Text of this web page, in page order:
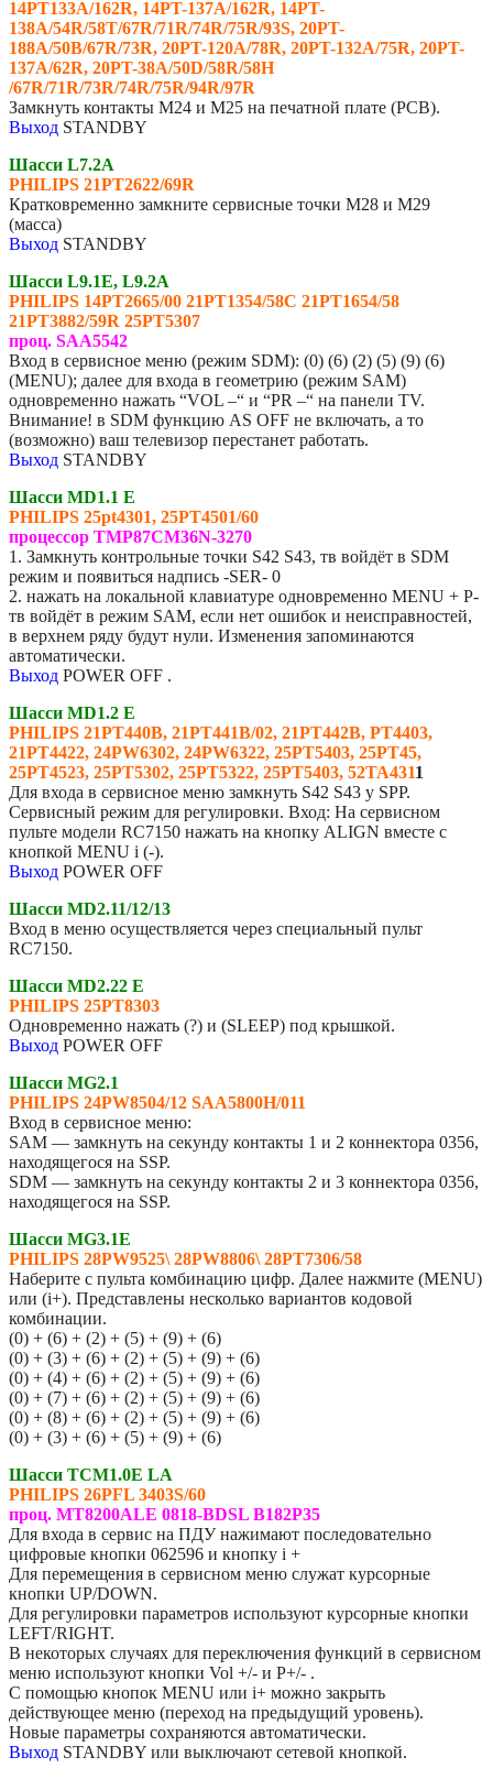
14PT133A/162R, 14PT-137A/162R, 14PT-
138A/54R/58T/67R/71R/74R/75R/93S, 20PT-
188A/50B/67R/73R, 20PT-120A/78R, 20PT-132A/75R, 20PT-
137A/62R, 20PT-38A/50D/58R/58H
/67R/71R/73R/74R/75R/94R/97R
Замкнуть контакты M24 и M25 на печатной плате (PCB).
Выход STANDBY
Шасси L7.2A
PHILIPS 21PT2622/69R
Кратковременно замкните сервисные точки M28 и M29
(масса)
Выход STANDBY
Шасси L9.1Е, L9.2A
PHILIPS 14РТ2665/00 21PT1354/58C 21PT1654/58
21PT3882/59R 25PT5307
проц. SAA5542
Вход в сервисное меню (режим SDM): (0) (6) (2) (5) (9) (6)
(MENU); далее для входа в геометрию (режим SAM)
одновременно нажать “VOL –“ и “PR –“ на панели TV.
Внимание! в SDM функцию AS OFF не включать, а то
(возможно) ваш телевизор перестанет работать.
Выход STANDBY
Шасси MD1.1 E
PHILIPS 25pt4301, 25PT4501/60
процессор TMP87CM36N-3270
1. Замкнуть контрольные точки S42 S43, тв войдёт в SDM
режим и появиться надпись -SER- 0
2. нажать на локальной клавиатуре одновременно MENU + P-
тв войдёт в режим SAM, если нет ошибок и неисправностей,
в верхнем ряду будут нули. Изменения запоминаются
автоматически.
Выход POWER OFF .
Шасси MD1.2 E
PHILIPS 21PT440B, 21PT441B/02, 21PT442B, PT4403,
21PT4422, 24PW6302, 24PW6322, 25PT5403, 25PT45,
25PT4523, 25PT5302, 25PT5322, 25PT5403, 52TA4311
Для входа в сервисное меню замкнуть S42 S43 у SPP.
Сервисный режим для регулировки. Вход: На сервисном
пульте модели RC7150 нажать на кнопку ALIGN вместе с
кнопкой MENU i (-).
Выход POWER OFF
Шасси MD2.11/12/13
Вход в меню осуществляется через специальный пульт
RC7150.
Шасси MD2.22 E
PHILIPS 25PT8303
Одновременно нажать (?) и (SLEEP) под крышкой.
Выход POWER OFF
Шасси MG2.1
PHILIPS 24PW8504/12 SAA5800H/011
Вход в сервисное меню:
SAM — замкнуть на секунду контакты 1 и 2 коннектора 0356,
находящегося на SSP.
SDM — замкнуть на секунду контакты 2 и 3 коннектора 0356,
находящегося на SSP.
Шасси MG3.1E
PHILIPS 28PW9525\ 28PW8806\ 28PT7306/58
Наберите с пульта комбинацию цифр. Далее нажмите (MENU)
или (i+). Представлены несколько вариантов кодовой
комбинации.
(0) + (6) + (2) + (5) + (9) + (6)
(0) + (3) + (6) + (2) + (5) + (9) + (6)
(0) + (4) + (6) + (2) + (5) + (9) + (6)
(0) + (7) + (6) + (2) + (5) + (9) + (6)
(0) + (8) + (6) + (2) + (5) + (9) + (6)
(0) + (3) + (6) + (5) + (9) + (6)
Шасси TCM1.0E LA
PHILIPS 26PFL 3403S/60
проц. MT8200ALE 0818-BDSL B182P35
Для входа в сервис на ПДУ нажимают последовательно
цифровые кнопки 062596 и кнопку i +
Для перемещения в сервисном меню служат курсорные
кнопки UP/DOWN.
Для регулировки параметров используют курсорные кнопки
LEFT/RIGHT.
В некоторых случаях для переключения функций в сервисном
меню используют кнопки Vol +/- и P+/- .
С помощью кнопок MENU или i+ можно закрыть
действующее меню (переход на предыдущий уровень).
Новые параметры сохраняются автоматически.
Выход STANDBY или выключают сетевой кнопкой.